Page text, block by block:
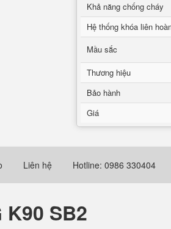
Khả năng chống cháy
Hệ thống khóa liên
Mầu sắc
Thương hiệu
Bảo hành
Giá
Liên hệ Hotline: 0986 330404
K90 SB2